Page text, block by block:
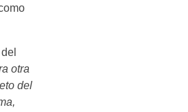
otra
del